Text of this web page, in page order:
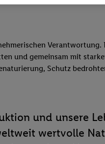
und gemeinsam mit
Schutz
und unsere
wertvolle